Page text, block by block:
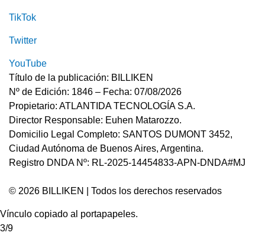
TikTok
Twitter
YouTube
Título de la publicación: BILLIKEN
Nº de Edición: 1846 – Fecha: 07/08/2026
Propietario: ATLANTIDA TECNOLOGÍA S.A.
Director Responsable: Euhen Matarozzo.
Domicilio Legal Completo: SANTOS DUMONT 3452,
Ciudad Autónoma de Buenos Aires, Argentina.
Registro DNDA Nº: RL-2025-14454833-APN-DNDA#MJ
© 2026 BILLIKEN | Todos los derechos reservados
Vínculo copiado al portapapeles.
3/9